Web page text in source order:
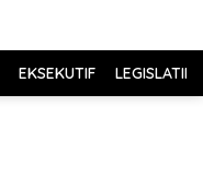
EKSEKUTIF LEGISLATIF